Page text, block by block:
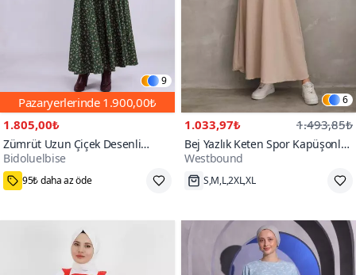
9
Pazaryerlerinde 1.900,00₺
1.805,00₺
Zümrüt Uzun Çiçek Desenli
Kadife Kruvaze Yaka Kol Tesettür
Elbise
Bidoluelbise
700+
95₺ daha az öde
6
1.033,97₺ 1.493,85₺
Bej Yazlık Keten Spor Kapüşonlu
Belden Büzgülü Cepli Elbise
Westbound
500+
S,M,L,2XL,XL